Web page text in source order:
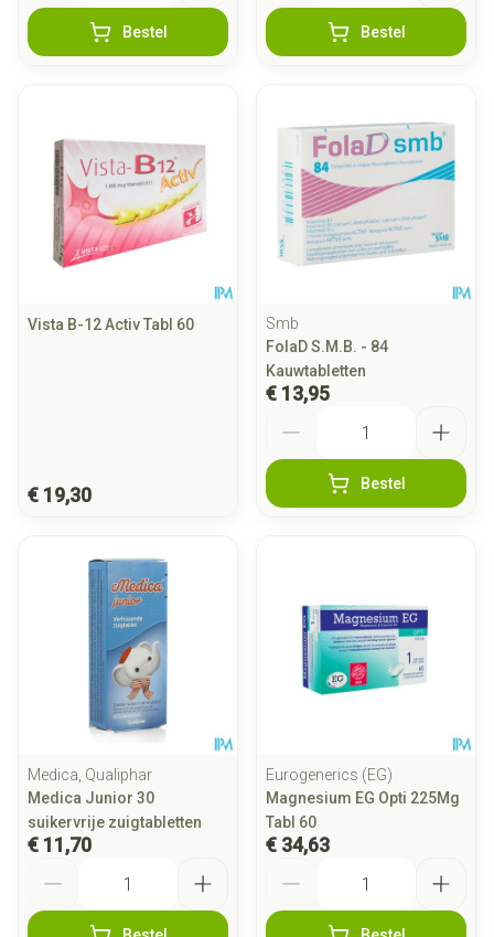
Bestel Bestel
Vista B-12 Activ Tabl 60
€ 19,30
Smb
FolaD S.M.B. - 84
Kauwtabletten
€ 13,95
Bestel
Medica, Qualiphar
Medica Junior 30
suikervrije zuigtabletten
€ 11,70
Eurogenerics (EG)
Magnesium EG Opti 225Mg
Tabl 60
€ 34,63